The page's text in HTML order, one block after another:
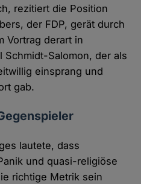
rezitiert die Position
der FDP, gerät durch
Vortrag derart in
Schmidt-Salomon, der als
einsprang und
gab.
lautete, dass
und quasi-religiöse
richtige Metrik sein